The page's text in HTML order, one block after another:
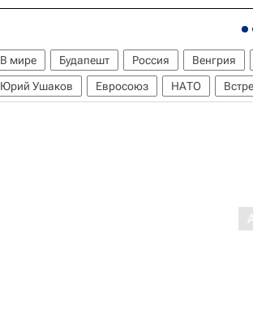
В мире Будапешт Россия Венгрия
Юрий Ушаков
Евросоюз НАТО